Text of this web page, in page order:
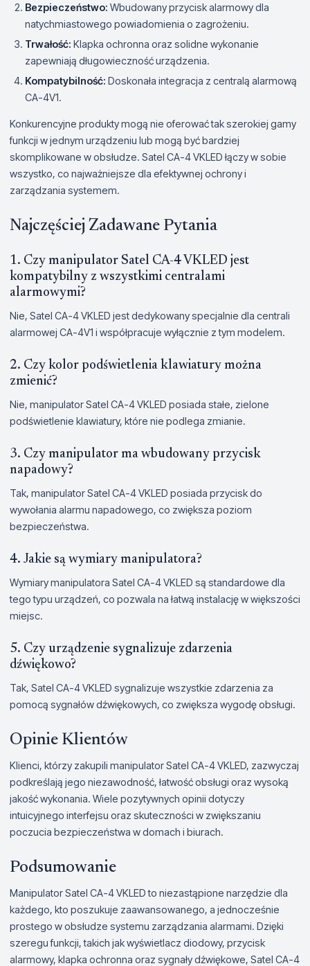
Bezpieczeństwo: Wbudowany przycisk alarmowy dla
natychmiastowego powiadomienia o zagrożeniu.
Trwałość: Klapka ochronna oraz solidne wykonanie
zapewniają długowieczność urządzenia.
Kompatybilność: Doskonała integracja z centralą alarmową
CA-4V1.
Konkurencyjne produkty mogą nie oferować tak szerokiej gamy
funkcji w jednym urządzeniu lub mogą być bardziej
skomplikowane w obsłudze. Satel CA-4 VKLED łączy w sobie
wszystko, co najważniejsze dla efektywnej ochrony i
zarządzania systemem.
Najczęściej Zadawane Pytania
1. Czy manipulator Satel CA-4 VKLED jest
kompatybilny z wszystkimi centralami
alarmowymi?
Nie, Satel CA-4 VKLED jest dedykowany specjalnie dla centrali
alarmowej CA-4V1 i współpracuje wyłącznie z tym modelem.
2. Czy kolor podświetlenia klawiatury można
zmienić?
Nie, manipulator Satel CA-4 VKLED posiada stałe, zielone
podświetlenie klawiatury, które nie podlega zmianie.
3. Czy manipulator ma wbudowany przycisk
napadowy?
Tak, manipulator Satel CA-4 VKLED posiada przycisk do
wywołania alarmu napadowego, co zwiększa poziom
bezpieczeństwa.
4. Jakie są wymiary manipulatora?
Wymiary manipulatora Satel CA-4 VKLED są standardowe dla
tego typu urządzeń, co pozwala na łatwą instalację w większości
miejsc.
5. Czy urządzenie sygnalizuje zdarzenia
dźwiękowo?
Tak, Satel CA-4 VKLED sygnalizuje wszystkie zdarzenia za
pomocą sygnałów dźwiękowych, co zwiększa wygodę obsługi.
Opinie Klientów
Klienci, którzy zakupili manipulator Satel CA-4 VKLED, zazwyczaj
podkreślają jego niezawodność, łatwość obsługi oraz wysoką
jakość wykonania. Wiele pozytywnych opinii dotyczy
intuicyjnego interfejsu oraz skuteczności w zwiększaniu
poczucia bezpieczeństwa w domach i biurach.
Podsumowanie
Manipulator Satel CA-4 VKLED to niezastąpione narzędzie dla
każdego, kto poszukuje zaawansowanego, a jednocześnie
prostego w obsłudze systemu zarządzania alarmami. Dzięki
szeregu funkcji, takich jak wyświetlacz diodowy, przycisk
alarmowy, klapka ochronna oraz sygnały dźwiękowe, Satel CA-4